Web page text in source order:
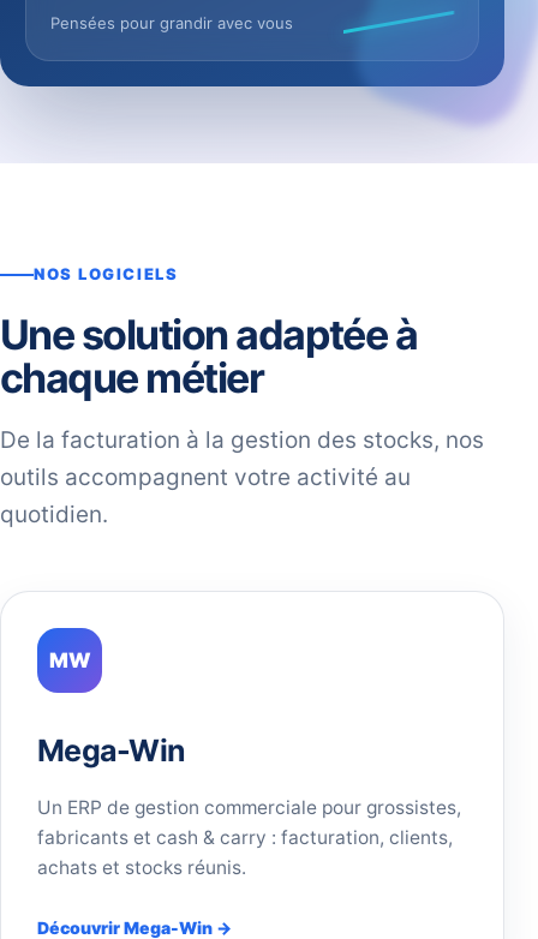
Pensées pour grandir avec vous
NOS LOGICIELS
Une solution adaptée à
chaque métier
De la facturation à la gestion des stocks, nos
outils accompagnent votre activité au
quotidien.
MW
Mega-Win
Un ERP de gestion commerciale pour grossistes,
fabricants et cash & carry : facturation, clients,
achats et stocks réunis.
Découvrir Mega-Win →